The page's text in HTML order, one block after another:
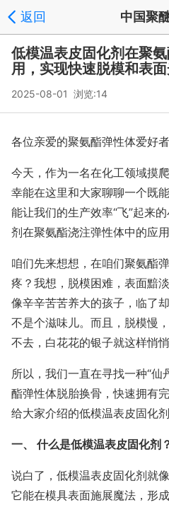
返回 中国聚
低模温表皮固化剂在聚
用，实现快速脱模和表面
2025-08-01 浏览:14
各位亲爱的聚氨酯弹性体爱好
今天，作为一名在化工领域摸
幸能在这里和大家聊聊一个既
能让我们的生产效率“飞”起来
剂在聚氨酯浇注弹性体中的应用
咱们先来想想，在咱们聚氨酯
疼？我想，脱模困难，表面黯
像辛辛苦苦养大的孩子，临了
不是个滋味儿。而且，脱模慢
不去，白花花的银子就这样悄悄
所以，我们一直在寻找一种“仙
酯弹性体脱胎换骨，快速拥有
给大家介绍的低模温表皮固化
一、 什么是低模温表皮固化剂
说白了，低模温表皮固化剂就
它能在模具表面施展魔法，形